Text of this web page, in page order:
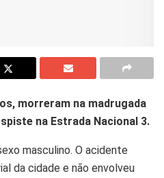
morreram na madrugada
na Estrada Nacional 3.
masculino. O acidente
da cidade e não envolveu